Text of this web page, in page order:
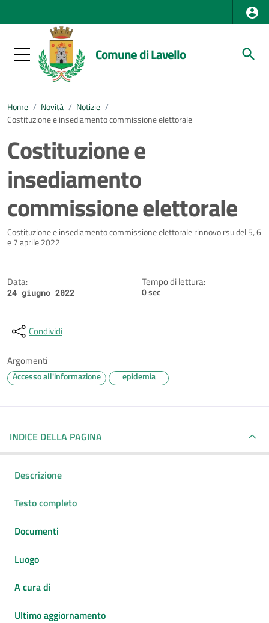
Comune di Lavello
Home / Novità / Notizie /
Costituzione e insediamento commissione elettorale
Costituzione e
insediamento
commissione elettorale
Dettagli della notizia
Costituzione e insediamento commissione elettorale rinnovo rsu del 5, 6
e 7 aprile 2022
Data:
24 giugno 2022
Tempo di lettura:
0 sec
Condividi
Argomenti
Accesso all'informazione epidemia
INDICE DELLA PAGINA
Descrizione
Testo completo
Documenti
Luogo
A cura di
Ultimo aggiornamento